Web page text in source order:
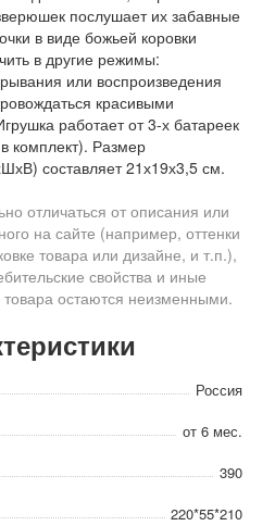
послушает их забавные
в виде божьей коровки
в другие режимы:
или воспроизведения
красивыми
работает от 3-х батареек
комплект). Размер
составляет 21х19х3,5 см.
отличаться от описания или
на сайте (например, оттенки
товара или дизайне, и т.п.),
свойства и иные
остаются неизменными.
Россия
от 6 мес.
390
220*55*210